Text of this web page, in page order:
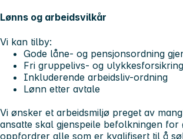
Lønns og arbeidsvilkår
Vi kan tilby:
Gode låne- og pensjonsordning
Fri gruppelivs- og ulykkesforsikring
Inkluderende arbeidsliv-ordning
Lønn etter avtale
Vi ønsker et arbeidsmiljø preget av
ansatte skal gjenspeile befolkningen for
oppfordrer alle som er kvalifisert til å